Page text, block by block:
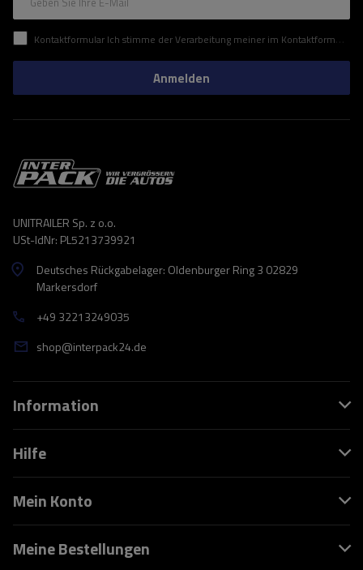
Kontaktformular Ich stimme der Verarbeitung meiner im Kontaktformular enthaltenen personenbezogenen Daten gemäß der Verordnung (EU) des Europäischen Parlaments und des Rates zu.
Anmelden
UNITRAILER Sp. z o.o.
USt-IdNr: PL5213739921
Deutsches Rückgabelager: Oldenburger Ring 3 02829
Markersdorf
+49 32213249035
shop@interpack24.de
Information
Hilfe
Mein Konto
Meine Bestellungen